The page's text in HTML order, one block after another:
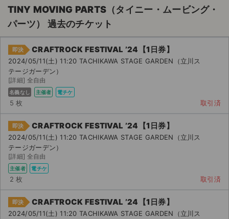
ご利用ガイド
ご利用ガイド
手数料・お支払い方法
AIに質問する
よくある質問
TINY MOVING PARTS（タイニー・ムービング・
パーツ） 過去のチケット
即決 CRAFTROCK FESTIVAL ’24【1日券】
2024/05/11(土) 11:20 TACHIKAWA STAGE GARDEN（立川ス
テージガーデン）
[詳細] 全自由
名義なし 主催者 電チケ
5 枚 取引済
即決 CRAFTROCK FESTIVAL ’24【1日券】
2024/05/11(土) 11:20 TACHIKAWA STAGE GARDEN（立川ス
テージガーデン）
[詳細] 全自由
主催者 電チケ
2 枚 取引済
即決 CRAFTROCK FESTIVAL ’24【1日券】
2024/05/11(土) 11:20 TACHIKAWA STAGE GARDEN（立川ス